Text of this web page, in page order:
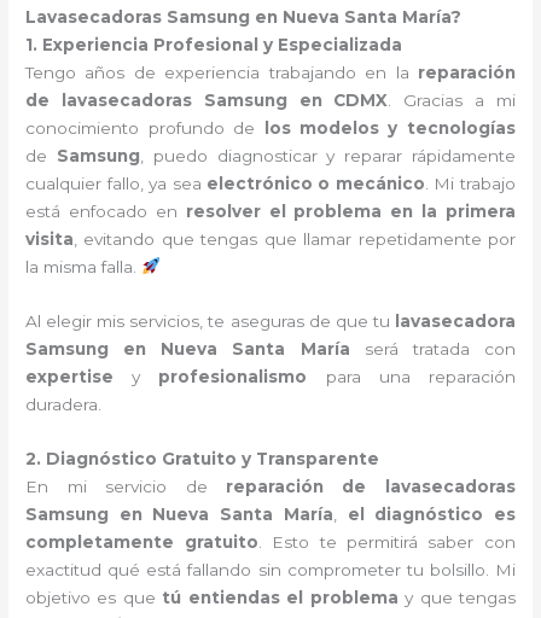
Lavasecadoras Samsung en Nueva Santa María?
1. Experiencia Profesional y Especializada
Tengo años de experiencia trabajando en la reparación
de lavasecadoras Samsung en CDMX . Gracias a mi
conocimiento profundo de
los modelos y tecnologías
de Samsung , puedo diagnosticar y reparar rápidamente
cualquier fallo, ya sea electrónico o mecánico . Mi trabajo
está enfocado en resolver el problema en la primera
visita , evitando que tengas que llamar repetidamente por
la misma falla.
Al elegir mis servicios, te aseguras de que tu
lavasecadora
Samsung en Nueva Santa María será tratada con
expertise y profesionalismo para una reparación
duradera.
2. Diagnóstico Gratuito y Transparente
En mi servicio de reparación de lavasecadoras
Samsung en Nueva Santa María
el diagnóstico es
completamente gratuito . Esto te permitirá saber con
exactitud qué está fallando sin comprometer tu bolsillo. Mi
objetivo es que tú entiendas el problema y que tengas